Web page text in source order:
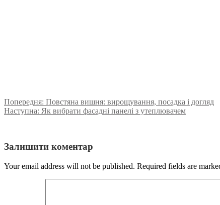
Попередня: Повстяна вишня: вирощування, посадка і догляд
Наступна: Як вибрати фасадні панелі з утеплювачем
Залишити коментар
Your email address will not be published. Required fields are